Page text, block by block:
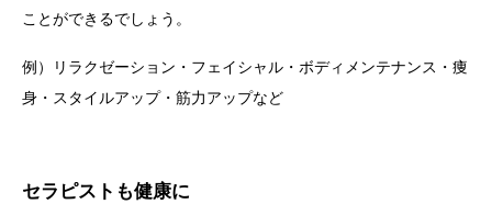
ことができるでしょう。
例）リラクゼーション・フェイシャル・ボディメンテナンス・痩
身・スタイルアップ・筋力アップなど
セラピストも健康に